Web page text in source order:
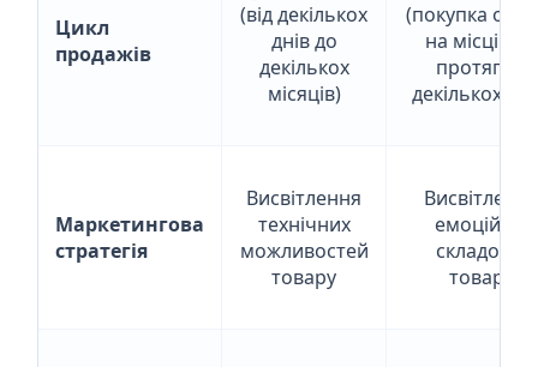
Цикл
продажів
(від декількох
днів до
декількох
місяців)
(покупка
на місці або
протягом
декількох
Маркетингова
стратегія
Висвітлення
технічних
можливостей
товару
Висвітлення
емоційної
складової
товару